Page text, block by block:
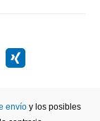
envío y los posibles